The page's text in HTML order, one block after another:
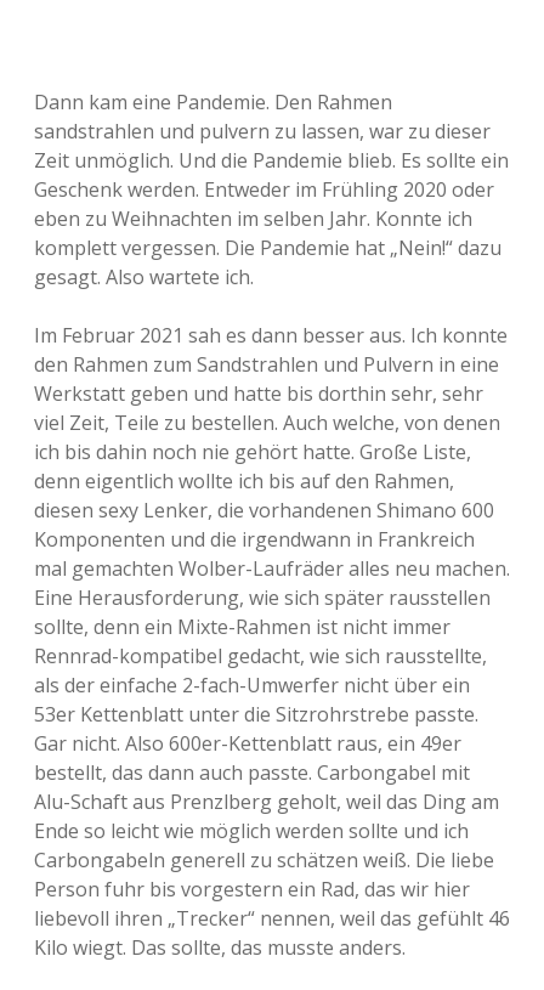
Dann kam eine Pandemie. Den Rahmen
sandstrahlen und pulvern zu lassen, war zu dieser
Zeit unmöglich. Und die Pandemie blieb. Es sollte ein
Geschenk werden. Entweder im Frühling 2020 oder
eben zu Weihnachten im selben Jahr. Konnte ich
komplett vergessen. Die Pandemie hat „Nein!“ dazu
gesagt. Also wartete ich.
Im Februar 2021 sah es dann besser aus. Ich konnte
den Rahmen zum Sandstrahlen und Pulvern in eine
Werkstatt geben und hatte bis dorthin sehr, sehr
viel Zeit, Teile zu bestellen. Auch welche, von denen
ich bis dahin noch nie gehört hatte. Große Liste,
denn eigentlich wollte ich bis auf den Rahmen,
diesen sexy Lenker, die vorhandenen Shimano 600
Komponenten und die irgendwann in Frankreich
mal gemachten Wolber-Laufräder alles neu machen.
Eine Herausforderung, wie sich später rausstellen
sollte, denn ein Mixte-Rahmen ist nicht immer
Rennrad-kompatibel gedacht, wie sich rausstellte,
als der einfache 2-fach-Umwerfer nicht über ein
53er Kettenblatt unter die Sitzrohrstrebe passte.
Gar nicht. Also 600er-Kettenblatt raus, ein 49er
bestellt, das dann auch passte. Carbongabel mit
Alu-Schaft aus Prenzlberg geholt, weil das Ding am
Ende so leicht wie möglich werden sollte und ich
Carbongabeln generell zu schätzen weiß. Die liebe
Person fuhr bis vorgestern ein Rad, das wir hier
liebevoll ihren „Trecker“ nennen, weil das gefühlt 46
Kilo wiegt. Das sollte, das musste anders.